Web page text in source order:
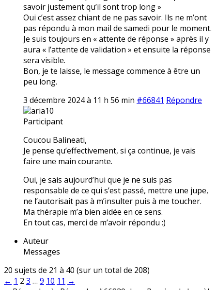
savoir justement qu’il sont trop long »
Oui c’est assez chiant de ne pas savoir. Ils ne m’ont
pas répondu à mon mail de samedi pour le moment.
Je suis toujours en « attente de réponse » après il y
aura « l’attente de validation » et ensuite la réponse
sera visible.
Bon, je te laisse, le message commence à être un
peu long.
3 décembre 2024 à 11 h 56 min #66841 Répondre
aria10
Participant
Coucou Balineati,
Je pense qu’effectivement, si ça continue, je vais
faire une main courante.
Oui, je sais aujourd’hui que je ne suis pas
responsable de ce qui s’est passé, mettre une jupe,
ne l’autorisait pas à m’insulter puis à me toucher.
Ma thérapie m’a bien aidée en ce sens.
En tout cas, merci de m’avoir répondu :)
Auteur
Messages
20 sujets de 21 à 40 (sur un total de 208)
← 1 2 3 … 9 10 11 →